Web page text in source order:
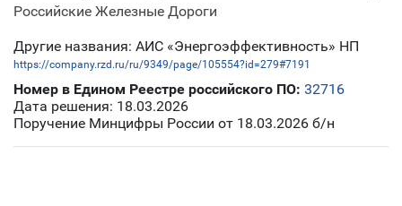
Российские Железные Дороги
Другие названия: АИС «Энергоэффективность» НП
https://company.rzd.ru/ru/9349/page/105554?id=279#7191
Номер в Едином Реестре российского ПО: 32716
Дата решения: 18.03.2026
Поручение Минцифры России от 18.03.2026 б/н